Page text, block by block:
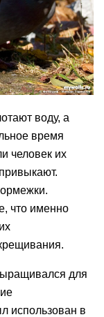
воду, а
время
человек их
что именно
для
использован в